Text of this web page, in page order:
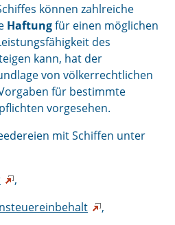
können zahlreiche
Haftungfür einen möglichen
des
kann, hat der
von völkerrechtlichen
für bestimmte
vorgesehen.
mit Schiffen unter
,
,